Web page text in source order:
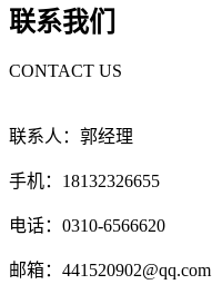
联系我们
CONTACT US
联系人：郭经理
手机：18132326655
电话：0310-6566620
邮箱：441520902@qq.com